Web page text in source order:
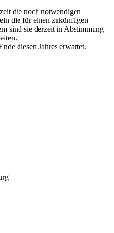
die noch notwendigen
die für einen zukünftigen
sind sie derzeit in Abstimmung
diesen Jahres erwartet.